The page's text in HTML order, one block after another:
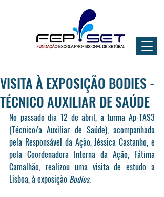
VISITA À EXPOSIÇÃO BODIES -
TÉCNICO AUXILIAR DE SAÚDE
No passado dia 12 de abril, a turma Ap-TAS3
(Técnico/a Auxiliar de Saúde), acompanhada
pela Responsável da Ação, Jéssica Castanho, e
pela Coordenadora Interna da Ação, Fátima
Camalhão, realizou uma visita de estudo a
Lisboa, à exposição Bodies.